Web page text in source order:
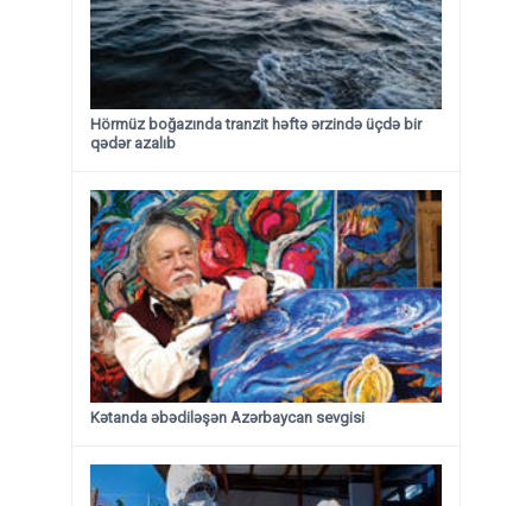
Hörmüz boğazında tranzit həftə ərzində üçdə bir
qədər azalıb
Kətanda əbədiləşən Azərbaycan sevgisi